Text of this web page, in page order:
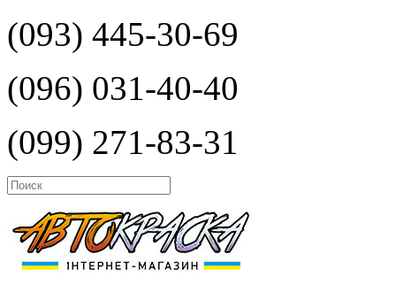
(093) 445-30-69
(096) 031-40-40
(099) 271-83-31